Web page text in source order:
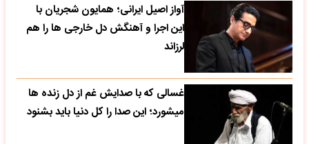
آواز اصیل ایرانی؛ همایون شجریان با
این اجرا و آهنگش دل خارجی ها را هم
لرزاند
غسالی که با صدایش غم از دل زنده ها
میشورد؛ این صدا را کل دنیا باید بشنود